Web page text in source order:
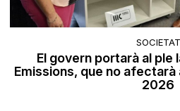
SOCIETAT
El govern portarà al ple
Emissions, que no afectarà
2026